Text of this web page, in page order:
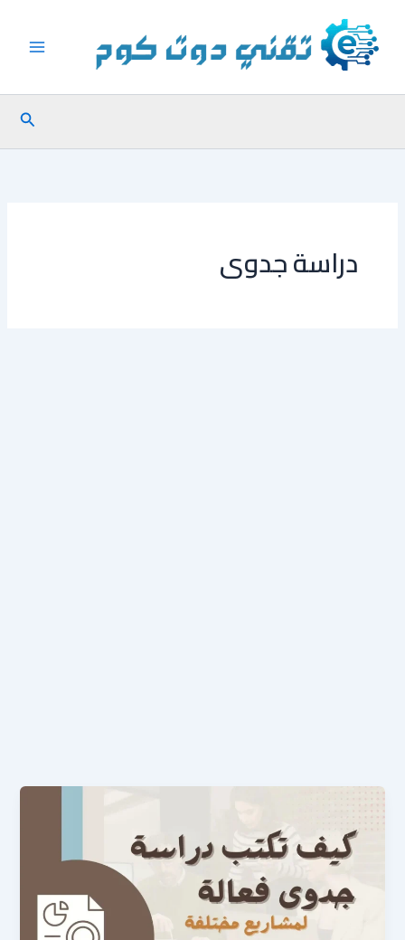
المحتوى
البحث
دراسة جدوى